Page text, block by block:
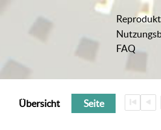
FAQ
Übersicht Seite